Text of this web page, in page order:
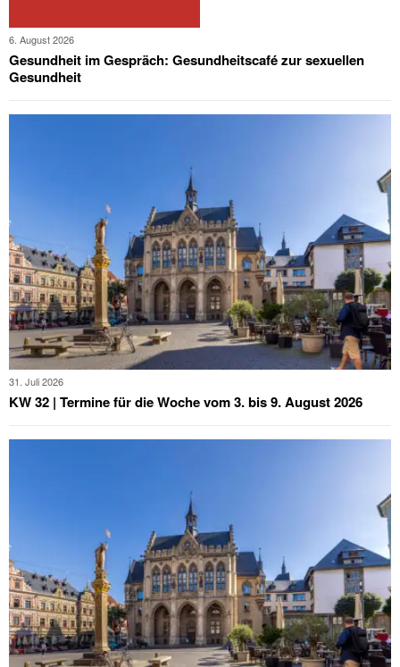
6. August 2026
Gesundheit im Gespräch: Gesundheitscafé zur sexuellen
Gesundheit
31. Juli 2026
KW 32 | Termine für die Woche vom 3. bis 9. August 2026